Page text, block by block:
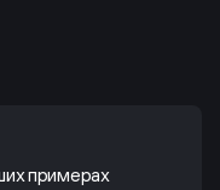
примерах